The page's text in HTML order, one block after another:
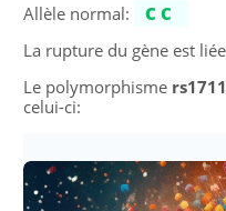
Allèle normal:
CC
La rupture du gène est
Le polymorphisme
celui-ci: